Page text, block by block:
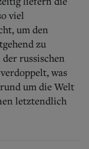
viel
um den
zu
russischen
was
um die Welt
letztendlich